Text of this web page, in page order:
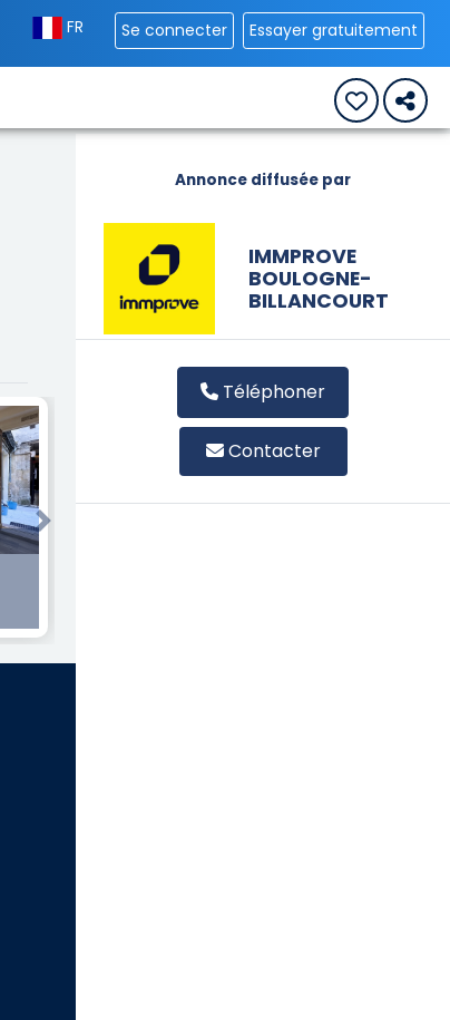
FR Se connecter Essayer gratuitement
Next
Annonce diffusée par
IMMPROVE
BOULOGNE-
BILLANCOURT
Téléphoner
Contacter